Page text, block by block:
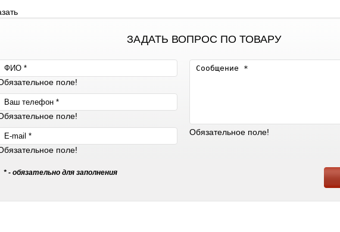
ЗАДАТЬ ВОПРОС ПО ТОВАРУ
поле!
поле!
поле!
Обязательное поле!
* - обязательно для заполнения